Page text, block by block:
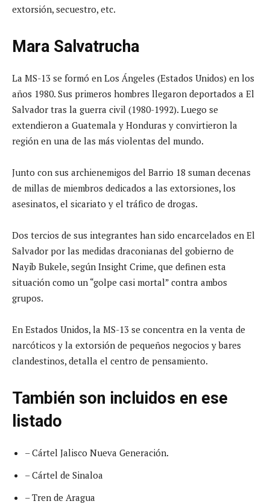
extorsión, secuestro, etc.
Mara Salvatrucha
La MS-13 se formó en Los Ángeles (Estados Unidos) en los
años 1980. Sus primeros hombres llegaron deportados a El
Salvador tras la guerra civil (1980-1992). Luego se
extendieron a Guatemala y Honduras y convirtieron la
región en una de las más violentas del mundo.
Junto con sus archienemigos del Barrio 18 suman decenas
de millas de miembros dedicados a las extorsiones, los
asesinatos, el sicariato y el tráfico de drogas.
Dos tercios de sus integrantes han sido encarcelados en El
Salvador por las medidas draconianas del gobierno de
Nayib Bukele, según Insight Crime, que definen esta
situación como un “golpe casi mortal” contra ambos
grupos.
En Estados Unidos, la MS-13 se concentra en la venta de
narcóticos y la extorsión de pequeños negocios y bares
clandestinos, detalla el centro de pensamiento.
También son incluidos en ese
listado
– Cártel Jalisco Nueva Generación.
– Cártel de Sinaloa
– Tren de Aragua